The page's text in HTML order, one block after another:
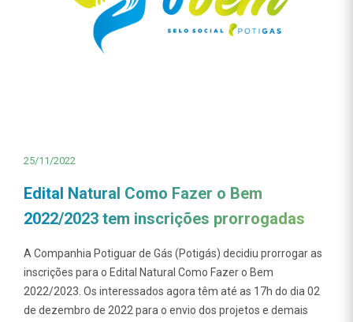
25/11/2022
Edital Natural Como Fazer o Bem
2022/2023 tem inscrições prorrogadas
A Companhia Potiguar de Gás (Potigás) decidiu prorrogar as
inscrições para o Edital Natural Como Fazer o Bem
2022/2023. Os interessados agora têm até as 17h do dia 02
de dezembro de 2022 para o envio dos projetos e demais